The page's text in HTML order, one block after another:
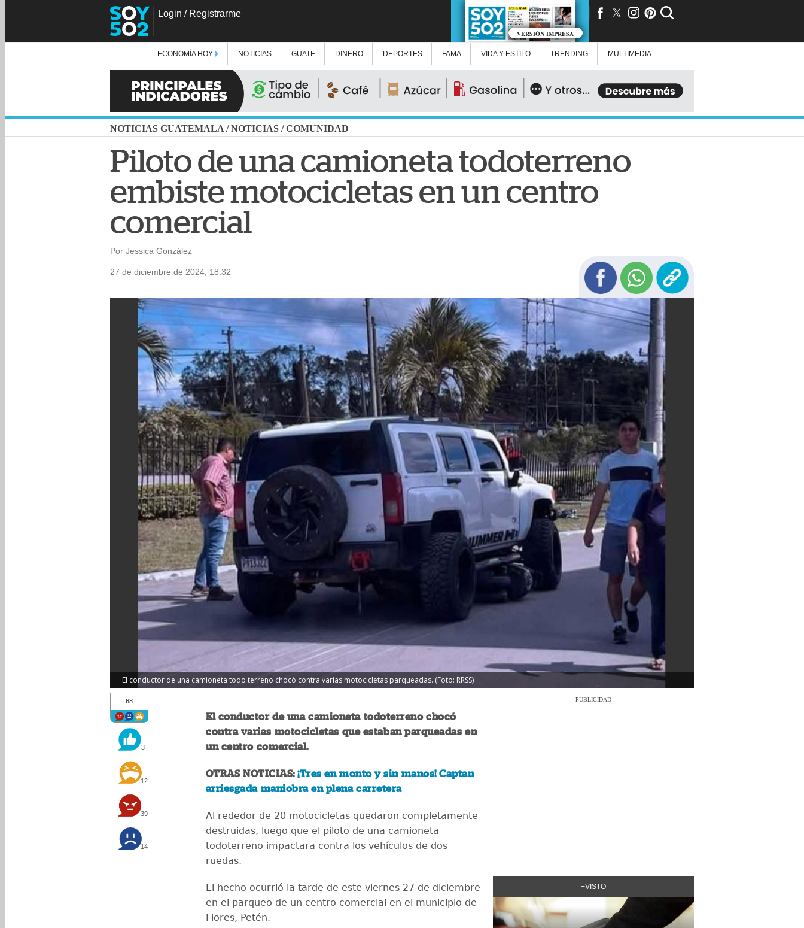
Login / Registrarme
VERSIÓN IMPRESA
ECONOMÍA HOY NOTICIAS GUATE DINERO DEPORTES FAMA VIDA Y ESTILO TRENDING MULTIMEDIA
NOTICIAS GUATEMALA /NOTICIAS /COMUNIDAD
Piloto de una camioneta todoterreno
embiste motocicletas en un centro
comercial
Por Jessica González
27 de diciembre de 2024, 18:32
El conductor de una camioneta todo terreno chocó contra varias motocicletas parqueadas. (Foto: RRSS)
68
3
12
39
14
El conductor de una camioneta todoterreno chocó
contra varias motocicletas que estaban parqueadas en
un centro comercial.
OTRAS NOTICIAS:¡Tres en monto y sin manos! Captan
arriesgada maniobra en plena carretera
Al rededor de 20 motocicletas quedaron completamente
destruidas, luego que el piloto de una camioneta
todoterreno impactara contra los vehículos de dos
ruedas.
El hecho ocurrió la tarde de este viernes 27 de diciembre
en el parqueo de un centro comercial en el municipio de
Flores, Petén.
PUBLICIDAD
+VISTO